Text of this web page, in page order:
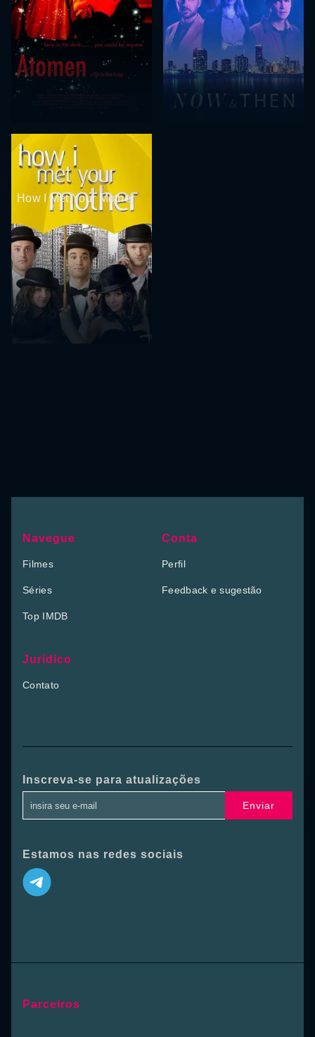
How I Met Your Mother
Navegue
Filmes
Séries
Top IMDB
Conta
Perfil
Feedback e sugestão
Jurídico
Contato
Inscreva-se para atualizações
Enviar
Estamos nas redes sociais
Parceiros